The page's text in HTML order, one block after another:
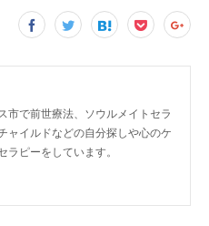
市で前世療法、ソウルメイトセラ
ャイルドなどの自分探しや心のケ
ラピーをしています。